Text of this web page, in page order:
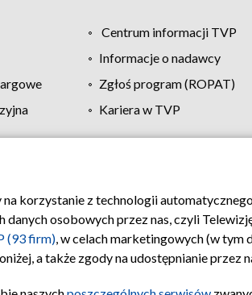
Centrum informacji TVP
Informacje o nadawcy
Zgłoś program (ROPAT)
Kariera w TVP
prywatności Moje zgody
korzystanie z technologii
osobowych przez nas, czyli
(93 firm), w celach marketingowych (w tym
a także zgody na udostępnianie przez